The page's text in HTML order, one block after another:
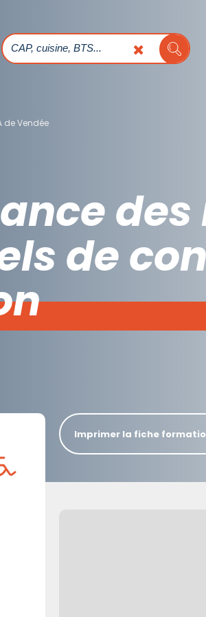
de Vendée
de
Imprimer la fiche